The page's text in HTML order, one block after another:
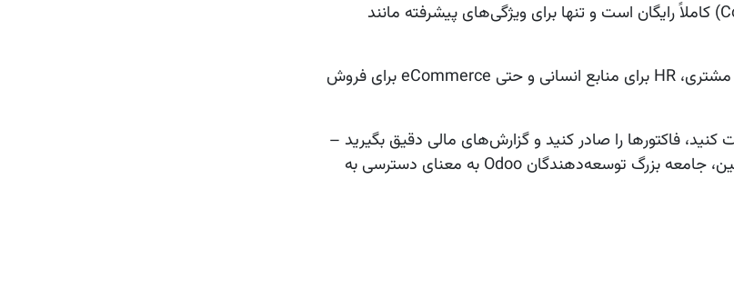
، هزینه پایین آن است؛ نسخه جامعه (Community Edition) کاملاً رایگان است و تنها برای ویژگی‌های پیشرفته مانند
با ماژول‌های یکپارچه‌ای مانند CRM برای مدیریت روابط مشتری، HR برای منابع انسانی و حتی eCommerce برای فروش
کنید، فاکتورها را صادر کنید و گزارش‌های مالی دقیق بگیرید –
جامعه بزرگ توسعه‌دهندگان Odoo به معنای دسترسی به